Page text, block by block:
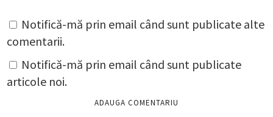
Notifică-mă prin email când sunt publicate alte
comentarii.
Notifică-mă prin email când sunt publicate
articole noi.